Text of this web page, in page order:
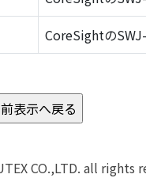
CoreSightの
CO.,LTD. all rights